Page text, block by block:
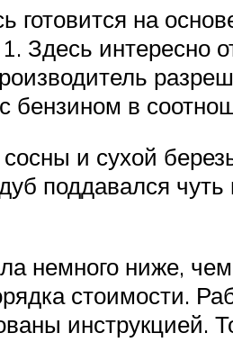
готовится на
Здесь интересно
бензином в
и сухой
поддавался
немного ниже,
стоимости.
инструкцией.